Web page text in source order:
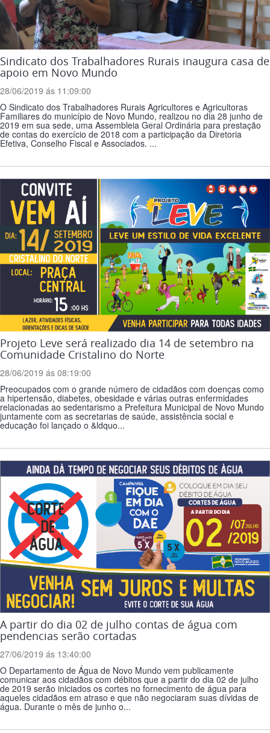
Sindicato dos Trabalhadores Rurais inaugura casa de
apoio em Novo Mundo
28/06/2019 ás 11:09:00
O Sindicato dos Trabalhadores Rurais Agricultores e Agricultoras
Familiares do município de Novo Mundo, realizou no dia 28 junho de
2019 em sua sede, uma Assembleia Geral Ordinária para prestação
de contas do exercício de 2018 com a participação da Diretoria
Efetiva, Conselho Fiscal e Associados. ...
Projeto Leve será realizado dia 14 de setembro na
Comunidade Cristalino do Norte
28/06/2019 ás 08:19:00
Preocupados com o grande número de cidadãos com doenças como
a hipertensão, diabetes, obesidade e várias outras enfermidades
relacionadas ao sedentarismo a Prefeitura Municipal de Novo Mundo
juntamente com as secretarias de saúde, assistência social e
educação foi lançado o &ldquo...
A partir do dia 02 de julho contas de água com
pendencias serão cortadas
27/06/2019 ás 13:40:00
O Departamento de Água de Novo Mundo vem publicamente
comunicar aos cidadãos com débitos que a partir do dia 02 de julho
de 2019 serão iniciados os cortes no fornecimento de água para
aqueles cidadãos em atraso e que não negociaram suas dívidas de
água. Durante o mês de junho o...